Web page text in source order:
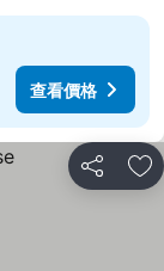
查看價格
分享 加